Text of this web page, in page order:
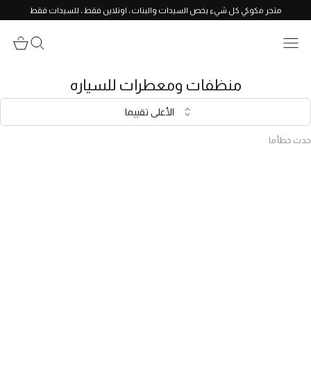
متجر مكوكي كل شيء يخص السيدات والبنات ، اونلاين فقط ، للسيدات فقط
منظفات ومعطرات للسياره
الأعلى تقييما
حدث خطأ ما